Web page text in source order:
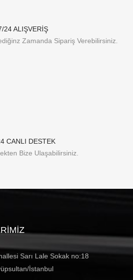
24 ALIŞVERİŞ
Zamanda Sipariş Verebilirsiniz.
CANLI DESTEK
Bize Ulaşabilirsiniz.
Sarı Lale Sokak no:18
İstanbul